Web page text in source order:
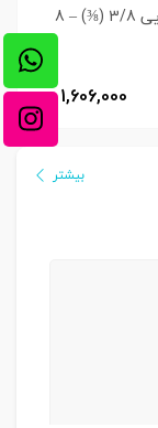
اتصال زانویی 3/8 (⅜) – 8
1,606,000 ریال
بیشتر